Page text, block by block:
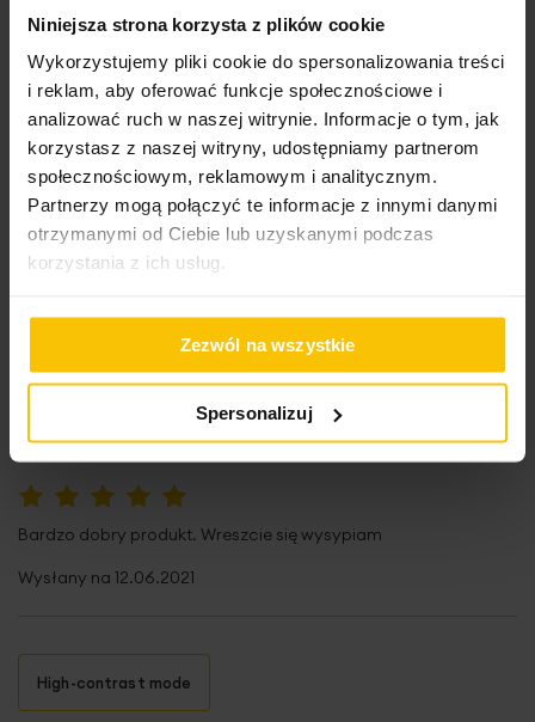
Niniejsza strona korzysta z plików cookie
Wykorzystujemy pliki cookie do spersonalizowania treści
i reklam, aby oferować funkcje społecznościowe i
analizować ruch w naszej witrynie. Informacje o tym, jak
korzystasz z naszej witryny, udostępniamy partnerom
społecznościowym, reklamowym i analitycznym.
Partnerzy mogą połączyć te informacje z innymi danymi
otrzymanymi od Ciebie lub uzyskanymi podczas
korzystania z ich usług.
Zezwól na wszystkie
Spersonalizuj
100%
Poduszka bardzo dobrej jakości, porządnie wypchana, dość
wysoka do spania. Jak ktoś wcześniej spał na wysłużonych
poduszkach, może potrzebować czasu do przyzwyczajenia się
do tej. Wnętrze nie przemieszcza się, ma dodatkową poszewkę,
którą można zdjąć do p
Wysłany na 26.06.2024
Poduszka świetna. Dobrym rozwiązaniem jest możliwość
regulacji wysokości, przez wyciąganie części wkładu. Bardzo
wygodna, przytulna i miękka
08.02.2022
Bardzo dobry produkt. Wreszcie się wysypiam
Wysłany na 12.06.2021
High-contrast mode